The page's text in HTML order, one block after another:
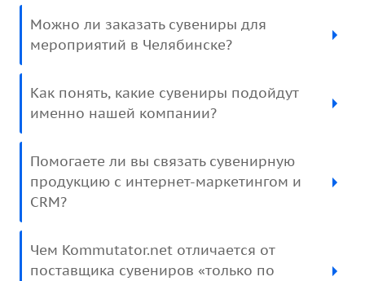
Можно ли заказать сувениры для
мероприятий в Челябинске?
Как понять, какие сувениры подойдут
именно нашей компании?
Помогаете ли вы связать сувенирную
продукцию с интернет-маркетингом и
CRM?
Чем Kommutator.net отличается от
поставщика сувениров «только по